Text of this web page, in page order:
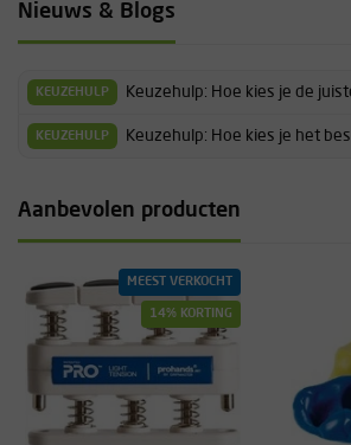
Fijn product ligt goed in de hand. Ideaal om
Enige nadeel is dat het zwarte rubber
Daan
each one. It's also good for finger
Daniel
Uitstekend ter ondersteuning van mijn
Nieuws & Blogs
KEUZEHULP Keuzehulp: Hoe kies je de
KEUZEHULP Keuzehulp: Hoe kies je het
Aanbevolen producten
MEEST VERKOCHT
14% KORTING